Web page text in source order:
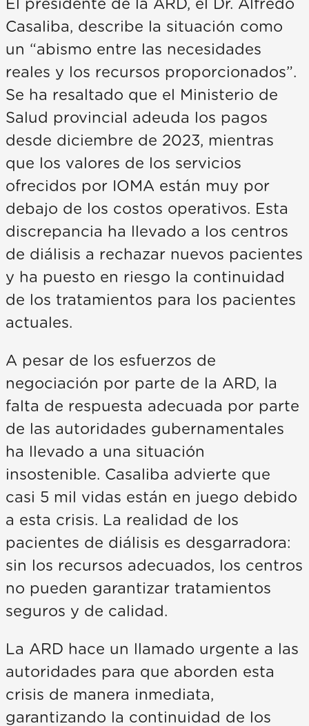
El presidente de la ARD, el Dr. Alfredo
Casaliba, describe la situación como
un “abismo entre las necesidades
reales y los recursos proporcionados”.
Se ha resaltado que el Ministerio de
Salud provincial adeuda los pagos
desde diciembre de 2023, mientras
que los valores de los servicios
ofrecidos por IOMA están muy por
debajo de los costos operativos. Esta
discrepancia ha llevado a los centros
de diálisis a rechazar nuevos pacientes
y ha puesto en riesgo la continuidad
de los tratamientos para los pacientes
actuales.
A pesar de los esfuerzos de
negociación por parte de la ARD, la
falta de respuesta adecuada por parte
de las autoridades gubernamentales
ha llevado a una situación
insostenible. Casaliba advierte que
casi 5 mil vidas están en juego debido
a esta crisis. La realidad de los
pacientes de diálisis es desgarradora:
sin los recursos adecuados, los centros
no pueden garantizar tratamientos
seguros y de calidad.
La ARD hace un llamado urgente a las
autoridades para que aborden esta
crisis de manera inmediata,
garantizando la continuidad de los